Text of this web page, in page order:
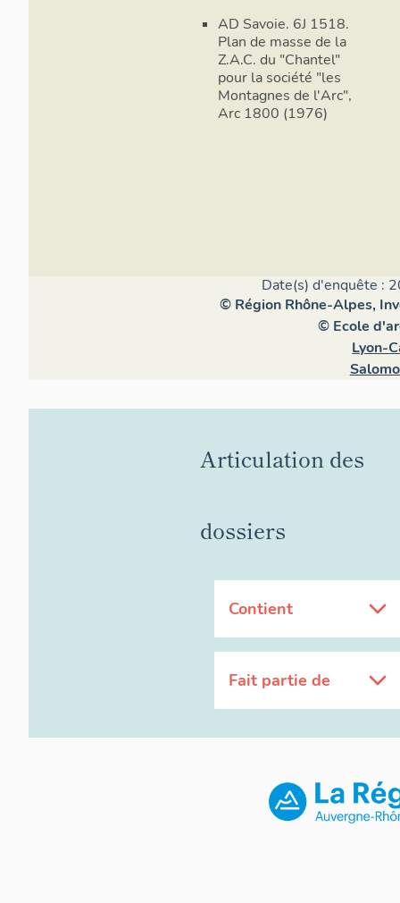
cercle ; la
des
thalweg du
site, ruisseau
du site)
domaine
1600.
site » et «
architecture
concepteurs
implantés
´importance
sont
- L´«
arrêté par
immeubles en
Les
bordure de
AD Savoie. 6J 1518.
Plan de masse de la
Z.A.C. du "Chantel"
pour la société "les
Montagnes de l'Arc",
Arc 1800 (1976)
Date(s) d'enquête :
© Région Rhône-Alpes,
© Ecole
Lyon-
Articulation des
dossiers
Contient
Fait partie de